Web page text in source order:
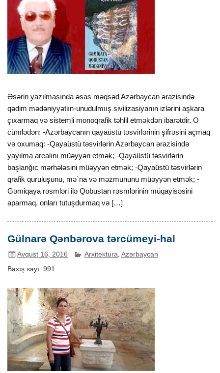
Əsərin yazılmasında əsas məqsəd Azərbaycan ərazisində
qədim mədəniyyətiın-unudulmıış sivilizasiyanın izlərini aşkara
çıxarmaq və sistemli monoqrafik təhlil etməkdən ibarətdir. O
cümlədən: -Azərbaycanın qayaüstü təsvirlərinin şifrəsini açmaq
və oxumaq: -Qayaüstü təsvirlərin Azərbaycan ərazisində
yayılma arealını müəyyən etmək; -Qayaüstü təsvirlərin
başlanğıc mərhələsini müəyyən etmək; -Qayaüstü təsvirlərin
qrafik quruluşunu, mə`na və məzmununu müəyyən etmək; -
Gəmiqaya rəsmləri ilə Qobustan rəsmlərinin müqayisəsini
aparmaq, onları tutuşdurmaq və […]
Gülnarə Qənbərova tərcümeyi-hal
Avqust 16, 2016 Arxitektura ,Azərbaycan
Baxış sayı: 991